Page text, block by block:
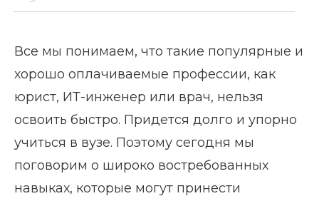
Все мы понимаем, что такие популярные и
хорошо оплачиваемые профессии, как
юрист, ИТ-инженер или врач, нельзя
освоить быстро. Придется долго и упорно
учиться в вузе. Поэтому сегодня мы
поговорим о широко востребованных
навыках, которые могут принести